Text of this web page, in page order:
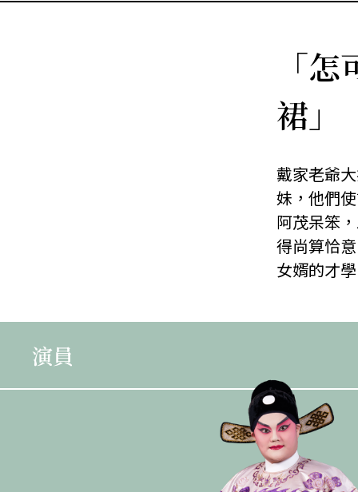
「
裙」
戴家老爺
妹，他們
阿茂呆笨
得尚算恰
女婿的才
演員